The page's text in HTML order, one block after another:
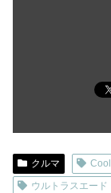
クルマ Cool
ウルトラスエード